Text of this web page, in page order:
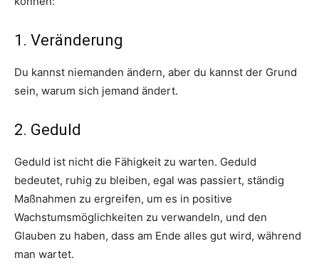
1. Veränderung
Du kannst niemanden ändern, aber du kannst der Grund
sein, warum sich jemand ändert.
2. Geduld
Geduld ist nicht die Fähigkeit zu warten. Geduld
bedeutet, ruhig zu bleiben, egal was passiert, ständig
Maßnahmen zu ergreifen, um es in positive
Wachstumsmöglichkeiten zu verwandeln, und den
Glauben zu haben, dass am Ende alles gut wird, während
man wartet.